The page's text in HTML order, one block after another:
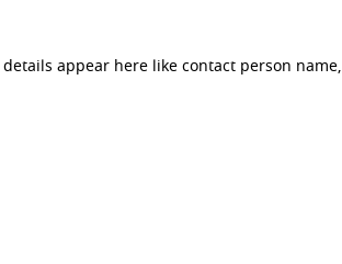
appear here like contact person